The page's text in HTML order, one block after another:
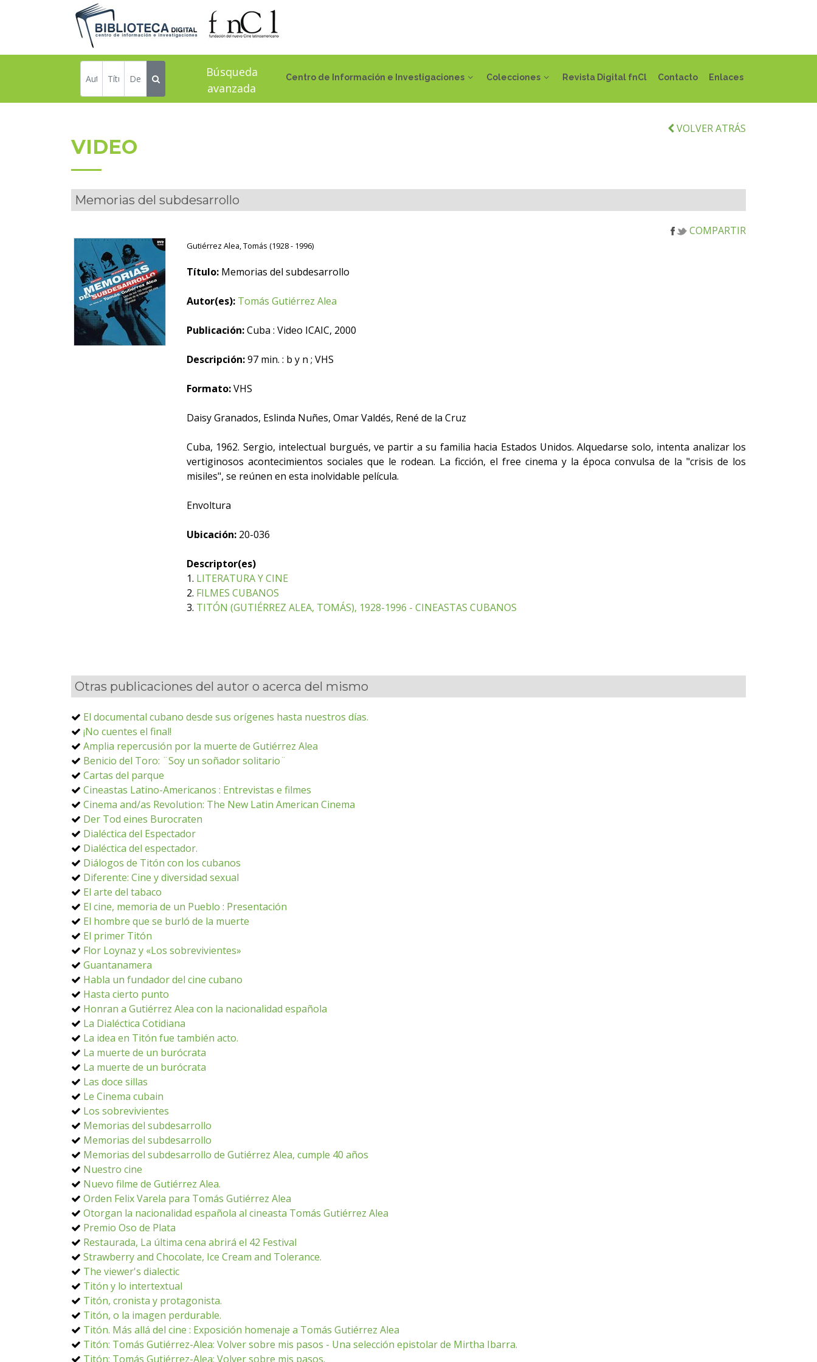
Centro de Información e Investigaciones Colecciones Revista Digital fnCl Contacto Enlaces
Búsqueda
avanzada
VOLVER ATRÁS
VIDEO
Memorias del subdesarrollo
COMPARTIR
Gutiérrez Alea, Tomás (1928 - 1996)
Título: Memorias del subdesarrollo
Autor(es): Tomás Gutiérrez Alea
Publicación:Cuba : Video ICAIC, 2000
Descripción:97 min. : b y n ; VHS
Formato:VHS
Daisy Granados, Eslinda Nuñes, Omar Valdés, René de la Cruz
Cuba, 1962. Sergio, intelectual burgués, ve partir a su familia hacia Estados Unidos. Alquedarse solo, intenta analizar los
vertiginosos acontecimientos sociales que le rodean. La ficción, el free cinema y la época convulsa de la "crisis de los
misiles", se reúnen en esta inolvidable película.
Envoltura
Ubicación: 20-036
Descriptor(es)
1. LITERATURA Y CINE
2. FILMES CUBANOS
3. TITÓN (GUTIÉRREZ ALEA, TOMÁS), 1928-1996 - CINEASTAS CUBANOS
Otras publicaciones del autor o acerca del mismo
El documental cubano desde sus orígenes hasta nuestros días.
¡No cuentes el final!
Amplia repercusión por la muerte de Gutiérrez Alea
Benicio del Toro: ¨Soy un soñador solitario¨
Cartas del parque
Cineastas Latino-Americanos : Entrevistas e filmes
Cinema and/as Revolution: The New Latin American Cinema
Der Tod eines Burocraten
Dialéctica del Espectador
Dialéctica del espectador.
Diálogos de Titón con los cubanos
Diferente: Cine y diversidad sexual
El arte del tabaco
El cine, memoria de un Pueblo : Presentación
El hombre que se burló de la muerte
El primer Titón
Flor Loynaz y «Los sobrevivientes»
Guantanamera
Habla un fundador del cine cubano
Hasta cierto punto
Honran a Gutiérrez Alea con la nacionalidad española
La Dialéctica Cotidiana
La idea en Titón fue también acto.
La muerte de un burócrata
La muerte de un burócrata
Las doce sillas
Le Cinema cubain
Los sobrevivientes
Memorias del subdesarrollo
Memorias del subdesarrollo
Memorias del subdesarrollo de Gutiérrez Alea, cumple 40 años
Nuestro cine
Nuevo filme de Gutiérrez Alea.
Orden Felix Varela para Tomás Gutiérrez Alea
Otorgan la nacionalidad española al cineasta Tomás Gutiérrez Alea
Premio Oso de Plata
Restaurada, La última cena abrirá el 42 Festival
Strawberry and Chocolate, Ice Cream and Tolerance.
The viewer's dialectic
Titón y lo intertextual
Titón, cronista y protagonista.
Titón, o la imagen perdurable.
Titón. Más allá del cine : Exposición homenaje a Tomás Gutiérrez Alea
Titón: Tomás Gutiérrez-Alea: Volver sobre mis pasos - Una selección epistolar de Mirtha Ibarra.
Titón: Tomás Gutiérrez-Alea: Volver sobre mis pasos.